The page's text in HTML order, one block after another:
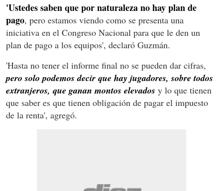
'Ustedes saben que por naturaleza no hay plan de
pago, pero estamos viendo como se presenta una
iniciativa en el Congreso Nacional para que le den un
plan de pago a los equipos', declaró Guzmán.
'Hasta no tener el informe final no se pueden dar cifras,
pero solo podemos decir que hay jugadores, sobre todos
extranjeros, que ganan montos elevados y lo que tienen
que saber es que tienen obligación de pagar el impuesto
de la renta', agregó.